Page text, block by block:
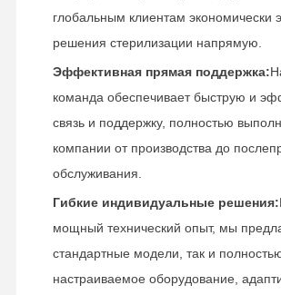
глобальным клиентам экономически
решения стерилизации напрямую.
Эффективная прямая поддержка:
команда обеспечивает быструю и
связь и поддержку, полностью
компании от производства до
обслуживания.
Гибкие индивидуальные решения:
мощный технический опыт, мы
стандартные модели, так и
настраиваемое оборудование,